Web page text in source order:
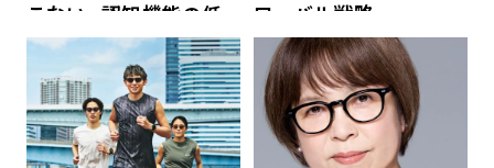
こない…認知機能の低
下を救う、脳のインナ
ーケアとは
ローバル戦略